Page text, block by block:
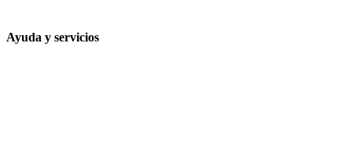
Ayuda y servicios